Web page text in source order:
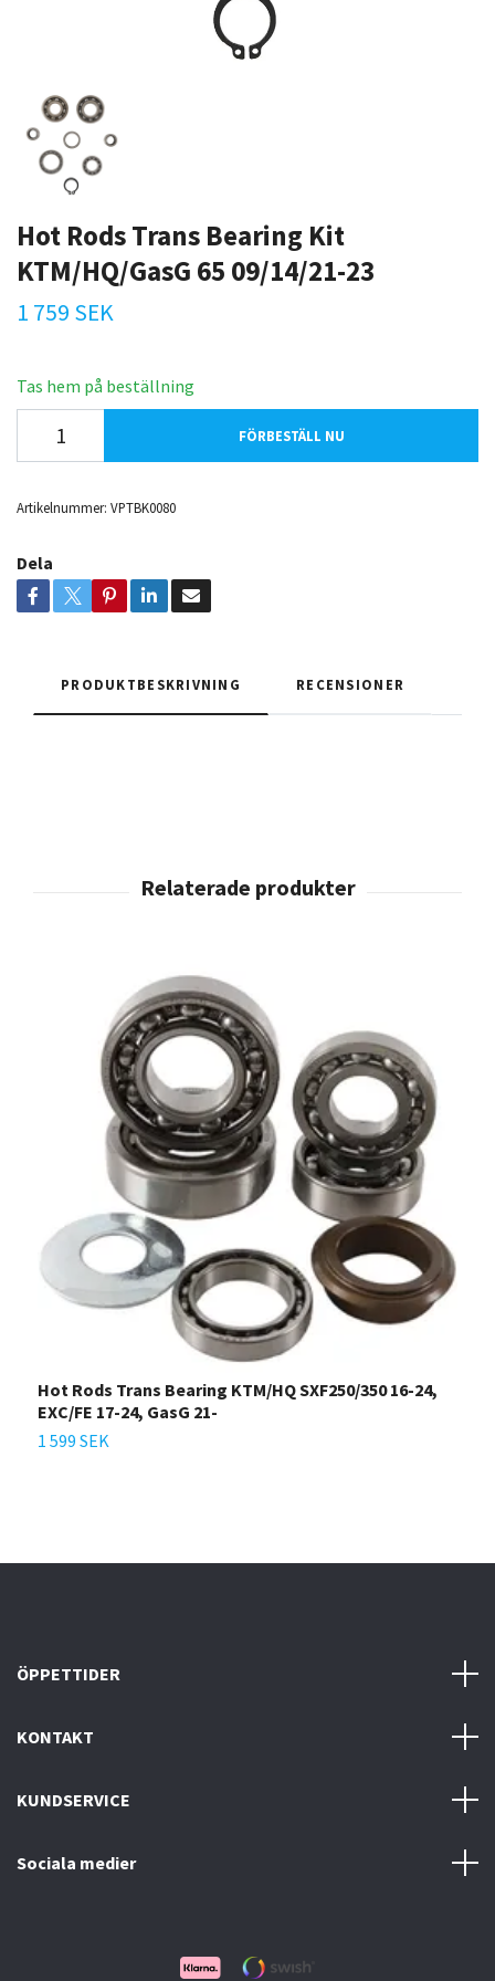
Hot Rods Trans Bearing Kit
KTM/HQ/GasG 65 09/14/21-23
1 759 SEK
Tas hem på beställning
FÖRBESTÄLL NU
Artikelnummer: VPTBK0080
Dela
PRODUKTBESKRIVNING RECENSIONER
Hot Rods Trans Bearing KTM/HQ SXF250/350 16-24,
EXC/FE 17-24, GasG 21-
1 599 SEK
ÖPPETTIDER
KONTAKT
KUNDSERVICE
Sociala medier